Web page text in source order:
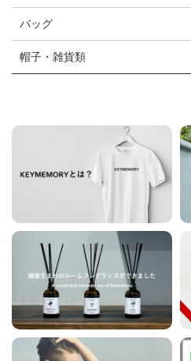
バッグ
帽子・雑貨類